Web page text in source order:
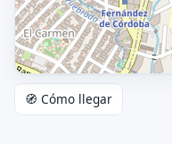
🧭 Cómo llegar